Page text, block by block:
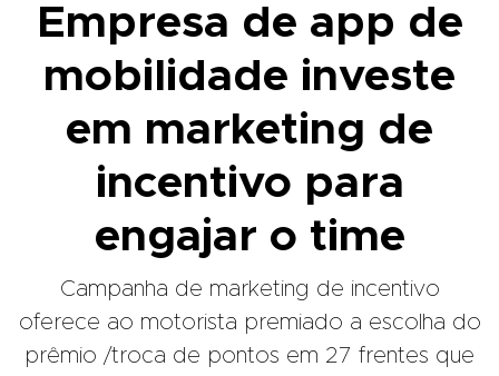
Empresa de app de
mobilidade investe
em marketing de
incentivo para
engajar o time
Campanha de marketing de incentivo
oferece ao motorista premiado a escolha do
prêmio /troca de pontos em 27 frentes que